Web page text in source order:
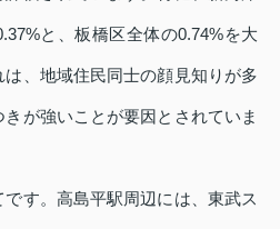
と、板橋区全体の0.74%を大
、地域住民同士の顔見知りが多
が強いことが要因とされていま
す。高島平駅周辺には、東武ス